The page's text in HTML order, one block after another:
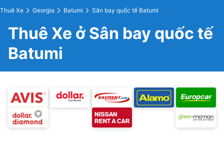
Thuê Xe Georgia Batumi Sân bay quốc tế Batumi
Thuê Xe ở Sân bay quốc tế
Batumi